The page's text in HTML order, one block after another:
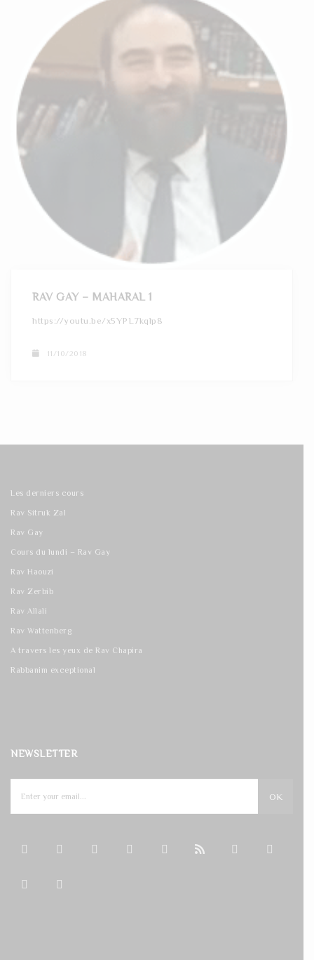
RAV GAY – MAHARAL 1
https://youtu.be/x5YPL7kqlp8
11/10/2018
Les derniers cours
Rav Sitruk Zal
Rav Gay
Cours du lundi – Rav Gay
Rav Haouzi
Rav Zerbib
Rav Allali
Rav Wattenberg
A travers les yeux de Rav Chapira
Rabbanim exceptional
NEWSLETTER
OK